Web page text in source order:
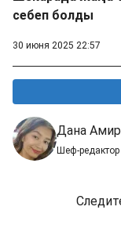
себеп болды
30 июня 2025 22:57
Дана
Шеф-редактор